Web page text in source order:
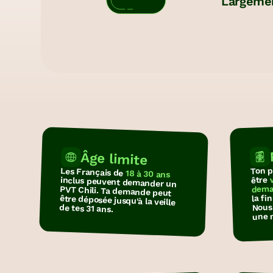
Âge limite
Les Français de18 à 30 ans
inclus peuvent demander un
PVT Chili. Ta demande peut
être déposée jusqu'à la veille
de tes 31 ans.
Ton
être
la
une